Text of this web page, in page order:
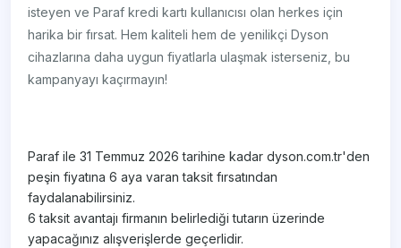
isteyen ve Paraf kredi kartı kullanıcısı olan herkes için
harika bir fırsat. Hem kaliteli hem de yenilikçi Dyson
cihazlarına daha uygun fiyatlarla ulaşmak isterseniz, bu
kampanyayı kaçırmayın!
Paraf ile 31 Temmuz 2026 tarihine kadar dyson.com.tr'den
peşin fiyatına 6 aya varan taksit fırsatından
faydalanabilirsiniz.
6 taksit avantajı firmanın belirlediği tutarın üzerinde
yapacağınız alışverişlerde geçerlidir.